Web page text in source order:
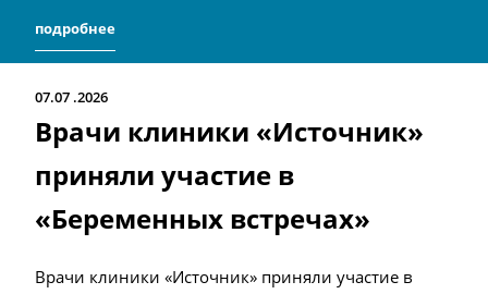
подробнее
07.07 2026
Врачи клиники «Источник»
приняли участие в
«Беременных встречах»
Врачи клиники «Источник» приняли участие в